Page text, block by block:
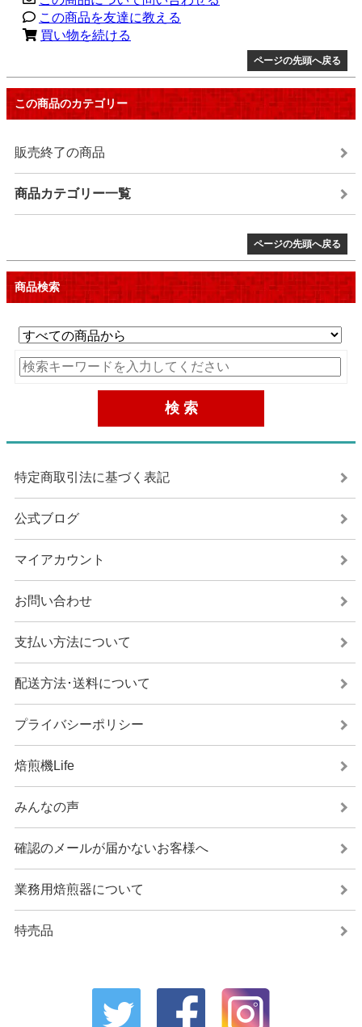
この商品を友達に教える
買い物を続ける
ページの先頭へ戻る
この商品のカテゴリー
販売終了の商品
商品カテゴリー一覧
ページの先頭へ戻る
商品検索
特定商取引法に基づく表記
公式ブログ
マイアカウント
お問い合わせ
支払い方法について
配送方法･送料について
プライバシーポリシー
焙煎機Life
みんなの声
確認のメールが届かないお客様へ
業務用焙煎器について
特売品